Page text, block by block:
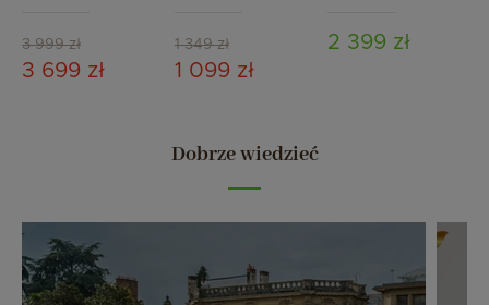
Grey
3 999 zł
3 699 zł
1 349 zł
1 099 zł
Latte
2 399 zł
Dobrze wiedzieć